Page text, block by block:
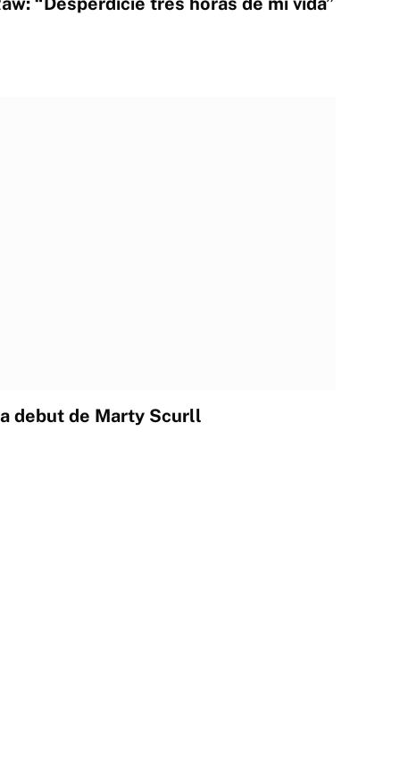
debut de Marty Scurll